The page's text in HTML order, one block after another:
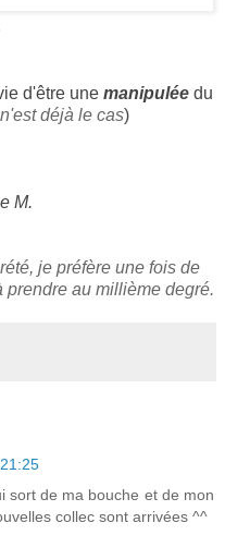
d'être une manipuléedu
déjà le cas)
M.
je préfère une fois de
prendre au millième degré.
sort de ma bouche et de mon
collec sont arrivées ^^